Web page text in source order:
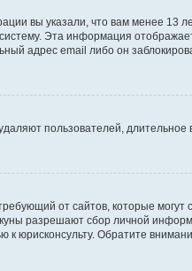
вы указали, что вам менее 13
Эта информация
адрес email либо он
пользователей,
от сайтов, которые
разрешают сбор личной
юрисконсульту. Обратите